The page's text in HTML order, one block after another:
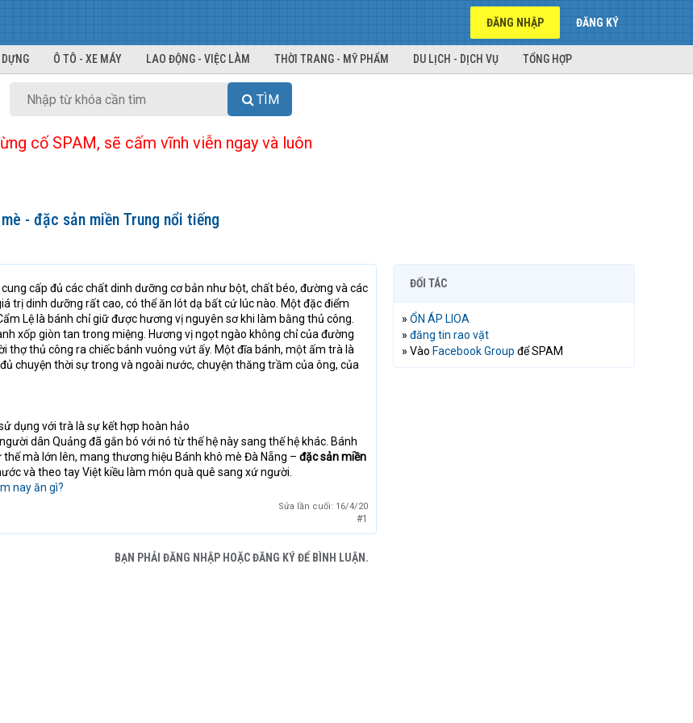
ĐĂNG NHẬP ĐĂNG KÝ
Ô TÔ - XE MÁY LAO ĐỘNG - VIỆC LÀM THỜI TRANG - MỸ PHẨM DU LỊCH - DỊCH VỤ TỔNG HỢP
TÌM
cố SPAM, sẽ cấm vĩnh viễn ngay và luôn
- đặc sản miền Trung nổi tiếng
cấp đủ các chất dinh dưỡng cơ bản như bột, chất béo, đường và các
trị dinh dưỡng rất cao, có thể ăn lót dạ bất cứ lúc nào. Một đặc điểm
Lệ là bánh chỉ giữ được hương vị nguyên sơ khi làm bằng thủ công.
xốp giòn tan trong miệng. Hương vị ngọt ngào không chỉ của đường
thợ thủ công ra chiếc bánh vuông vứt ấy. Một đĩa bánh, một ấm trà là
chuyện thời sự trong và ngoài nước, chuyện thăng trầm của ông, của
dụng với trà là sự kết hợp hoàn hảo
dân Quảng đã gắn bó với nó từ thế hệ này sang thế hệ khác. Bánh
mà lớn lên, mang thương hiệu Bánh khô mè Đà Nẵng – đặc sản miền
và theo tay Việt kiều làm món quà quê sang xứ người.
nay ăn gì?
Sửa lần cuối: 16/4/20
#1
BẠN PHẢI ĐĂNG NHẬP HOẶC ĐĂNG KÝ ĐỂ BÌNH LUẬN.
ĐỐI TÁC
» ỔN ÁP LIOA
» đăng tin rao vặt
» Vào Facebook Group để SPAM